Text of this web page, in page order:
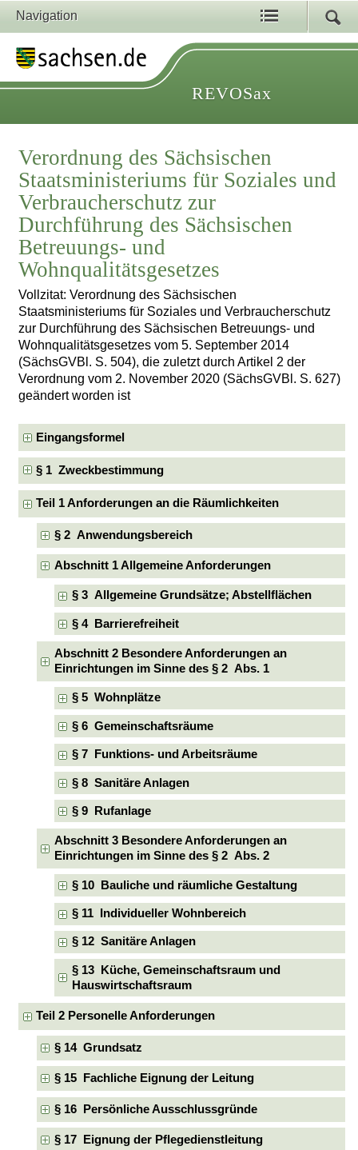
Navigation
REVOSax
Verordnung des Sächsischen
Staatsministeriums für Soziales und
Verbraucherschutz zur
Durchführung des Sächsischen
Betreuungs- und
Wohnqualitätsgesetzes
Vollzitat: Verordnung des Sächsischen
Staatsministeriums für Soziales und Verbraucherschutz
zur Durchführung des Sächsischen Betreuungs- und
Wohnqualitätsgesetzes vom 5. September 2014
(SächsGVBl. S. 504), die zuletzt durch Artikel 2 der
Verordnung vom 2. November 2020 (SächsGVBl. S. 627)
geändert worden ist
Eingangsformel
§ 1 Zweckbestimmung
Teil 1 Anforderungen an die Räumlichkeiten
§ 2 Anwendungsbereich
Abschnitt 1 Allgemeine Anforderungen
§ 3 Allgemeine Grundsätze; Abstellflächen
§ 4 Barrierefreiheit
Abschnitt 2 Besondere Anforderungen an
Einrichtungen im Sinne des § 2 Abs. 1
§ 5 Wohnplätze
§ 6 Gemeinschaftsräume
§ 7 Funktions- und Arbeitsräume
§ 8 Sanitäre Anlagen
§ 9 Rufanlage
Abschnitt 3 Besondere Anforderungen an
Einrichtungen im Sinne des § 2 Abs. 2
§ 10 Bauliche und räumliche Gestaltung
§ 11 Individueller Wohnbereich
§ 12 Sanitäre Anlagen
§ 13 Küche, Gemeinschaftsraum und
Hauswirtschaftsraum
Teil 2 Personelle Anforderungen
§ 14 Grundsatz
§ 15 Fachliche Eignung der Leitung
§ 16 Persönliche Ausschlussgründe
§ 17 Eignung der Pflegedienstleitung